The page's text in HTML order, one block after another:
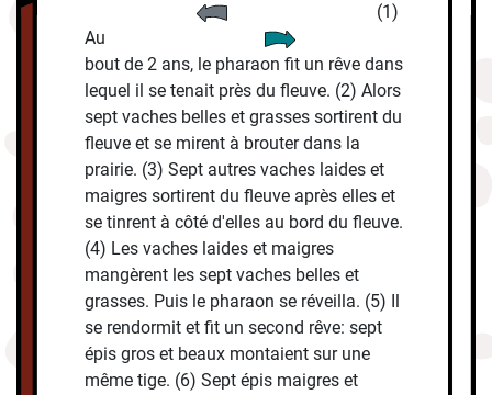
(1)
Au
bout de 2 ans, le pharaon fit un rêve dans
lequel il se tenait près du fleuve. (2) Alors
sept vaches belles et grasses sortirent du
fleuve et se mirent à brouter dans la
prairie. (3) Sept autres vaches laides et
maigres sortirent du fleuve après elles et
se tinrent à côté d'elles au bord du fleuve.
(4) Les vaches laides et maigres
mangèrent les sept vaches belles et
grasses. Puis le pharaon se réveilla. (5) Il
se rendormit et fit un second rêve: sept
épis gros et beaux montaient sur une
même tige. (6) Sept épis maigres et